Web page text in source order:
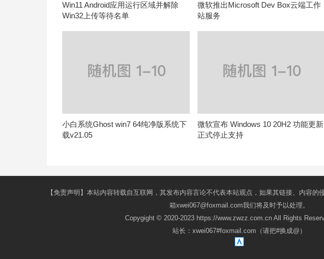
Win11 Android应用运行区域并解除
Win32上传等待名单
微软推出Microsoft Dev Box云端工作
站服务
小白系统Ghost win7 64纯净版系统下
载v21.05
微软宣布 Windows 10 20H2 功能更新
正式停止支持
【免责声明】本站内容转载自互联网，其发布内容言论不代表本站观点，如果其链接、内容的
箱xwei067@foxmail.com我们将及时予以处理。
Copygight © 2020-2023 https://www.zwzz.com.cn All Rights
站长：xwei067#foxmail.com（请把#换成@）